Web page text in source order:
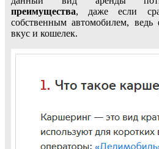
преимущества, даже если
собственным автомобилем,
вкус и кошелек.